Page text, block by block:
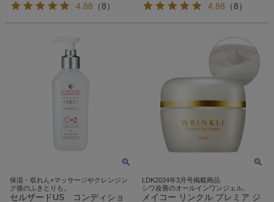
4.88 （8）
4.88 （8）
保湿・収れん+マッサージやクレンジン
グ後のふきとりも。
セルザードUS コンディショ
LDK2024年3月号掲載商品
シワ改善のオールインワンジェル。
メイコー リンクル プレミア ジ